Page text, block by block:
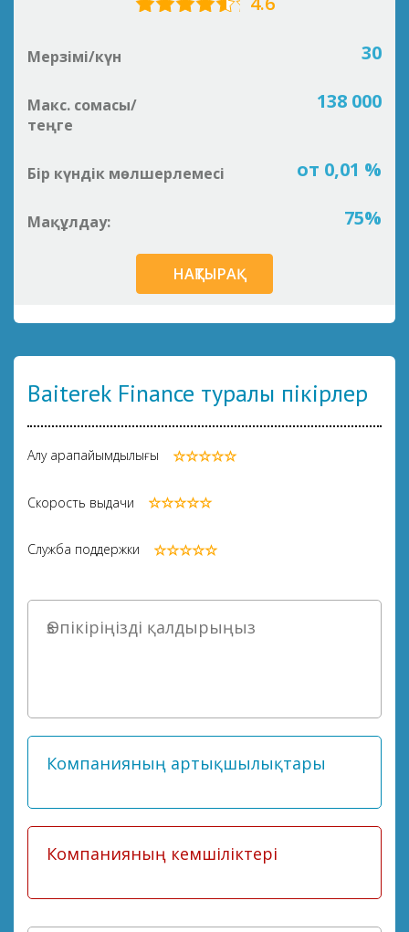
Мерзімі/күн 30
Макс. сомасы/
теңге
138 000
Бір күндік мөлшерлемесі от 0,01 %
Мақұлдау: 75%
НАҚТЫРАҚ
Baiterek Finance туралы пікірлер
Алу қарапайымдылығы
Скорость выдачи
Служба поддержки